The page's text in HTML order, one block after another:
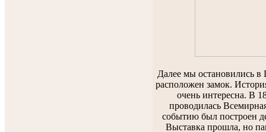
Далее мы остановились
расположен замок.
очень интересна. В
проводилась
событию был построен
Выставка прошла, но